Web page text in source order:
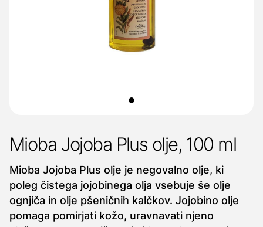
Mioba Jojoba Plus olje, 100 ml
Mioba Jojoba Plus olje je negovalno olje, ki
poleg čistega jojobinega olja vsebuje še olje
ognjiča in olje pšeničnih kalčkov. Jojobino olje
pomaga pomirjati kožo, uravnavati njeno